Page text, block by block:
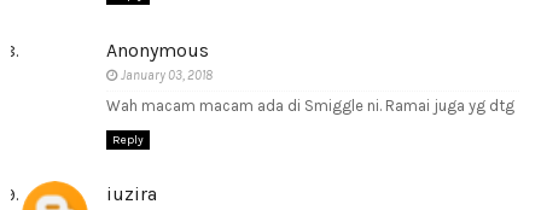
Anonymous
January 03, 2018
Wah macam macam ada di Smiggle ni. Ramai juga yg dtg
Reply
iuzira